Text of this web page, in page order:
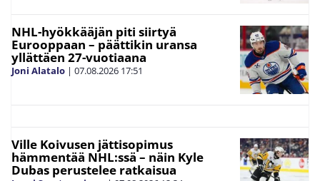
NHL-hyökkääjän piti siirtyä
Eurooppaan – päättikin uransa
yllättäen 27-vuotiaana
Joni Alatalo | 07.08.2026 17:51
Ville Koivusen jättisopimus
hämmentää NHL:ssä – näin Kyle
Dubas perustelee ratkaisua